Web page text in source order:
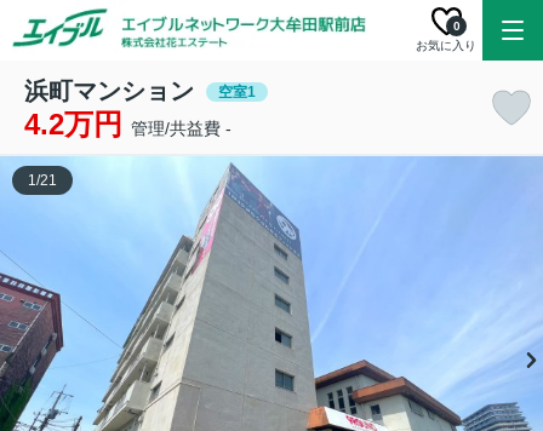
お気に入り
0
浜町マンション 空室1
4.2万円 管理/共益費 -
1/21